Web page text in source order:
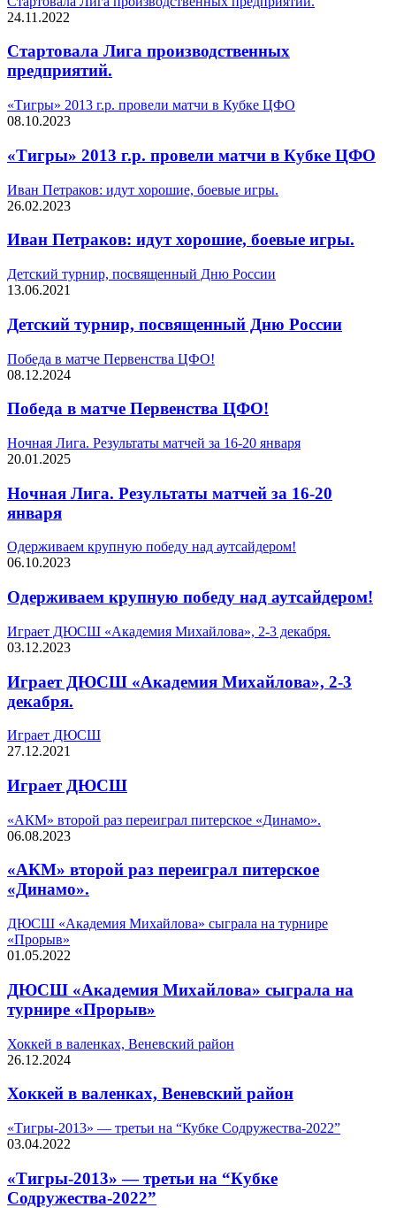
24.11.2022
Стартовала Лига производственных
предприятий.
«Тигры» 2013 г.р. провели матчи в Кубке ЦФО
08.10.2023
«Тигры» 2013 г.р. провели матчи в Кубке ЦФО
Иван Петраков: идут хорошие, боевые игры.
26.02.2023
Иван Петраков: идут хорошие, боевые игры.
Детский турнир, посвященный Дню России
13.06.2021
Детский турнир, посвященный Дню России
Победа в матче Первенства ЦФО!
08.12.2024
Победа в матче Первенства ЦФО!
Ночная Лига. Результаты матчей за 16-20 января
20.01.2025
Ночная Лига. Результаты матчей за 16-20
января
Одерживаем крупную победу над аутсайдером!
06.10.2023
Одерживаем крупную победу над аутсайдером!
Играет ДЮСШ «Академия Михайлова», 2-3 декабря.
03.12.2023
Играет ДЮСШ «Академия Михайлова», 2-3
декабря.
Играет ДЮСШ
27.12.2021
Играет ДЮСШ
«АКМ» второй раз переиграл питерское «Динамо».
06.08.2023
«АКМ» второй раз переиграл питерское
«Динамо».
ДЮСШ «Академия Михайлова» сыграла на турнире
«Прорыв»
01.05.2022
ДЮСШ «Академия Михайлова» сыграла на
турнире «Прорыв»
Хоккей в валенках, Веневский район
26.12.2024
Хоккей в валенках, Веневский район
«Тигры-2013» — третьи на “Кубке Содружества-2022”
03.04.2022
«Тигры-2013» — третьи на “Кубке
Содружества-2022”